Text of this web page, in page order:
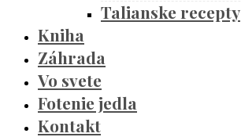
Talianske recepty
Kniha
Záhrada
Vo svete
Fotenie jedla
Kontakt